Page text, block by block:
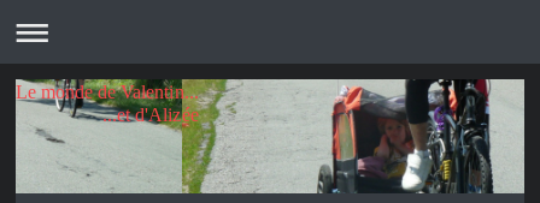
Le monde de Valentin...
...et d'Alizée